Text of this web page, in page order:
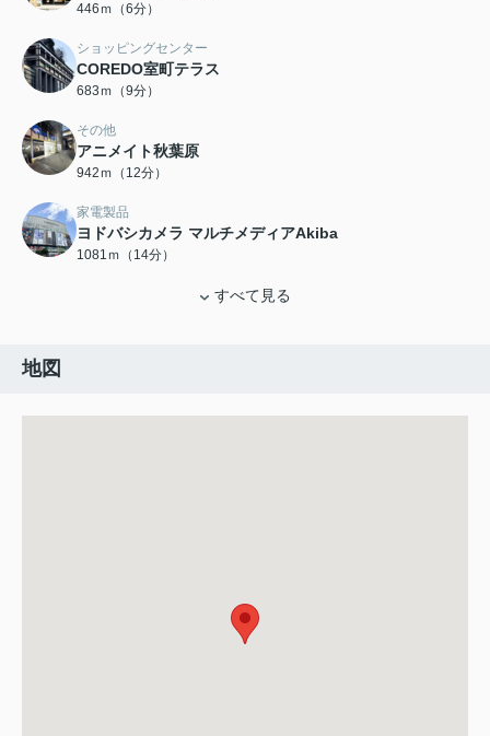
446ｍ（6分）
ショッピングセンター
COREDO室町テラス
683ｍ（9分）
その他
アニメイト秋葉原
942ｍ（12分）
家電製品
ヨドバシカメラ マルチメディアAkiba
1081ｍ（14分）
すべて見る
地図